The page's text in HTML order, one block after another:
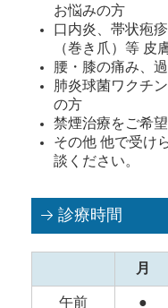
お悩みの方
口内炎、帯状疱
（巻き爪）等 皮
腰・膝の痛み、
肺炎球菌ワクチ
の方
禁煙治療をご希
その他 他で受け
談ください。
診療時間
月
午前 ●